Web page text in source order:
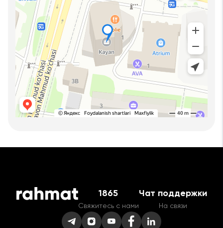
1865
Свяжитесь с нами
Чат поддержки
На связи